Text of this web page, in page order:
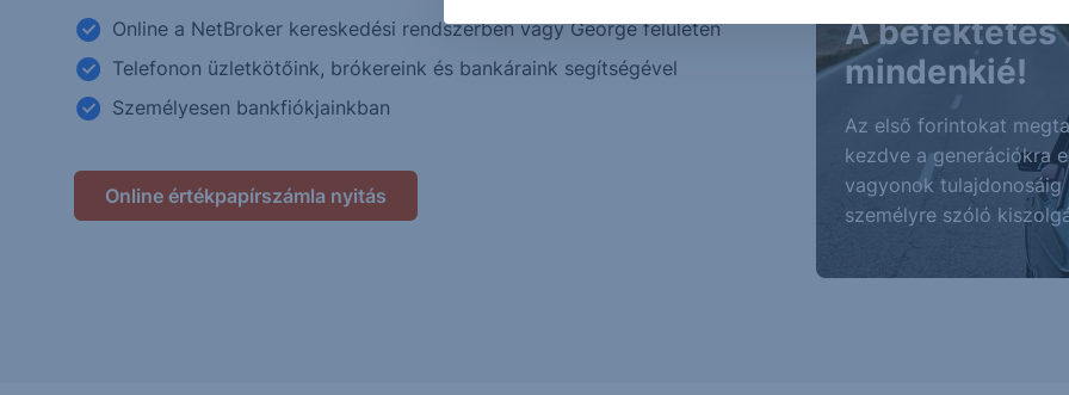
Online a NetBroker kereskedési rendszerben vagy George felületén
Telefonon üzletkötőink, brókereink és bankáraink segítségével
Személyesen bankfiókjainkban
Online értékpapírszámla nyitás
A befektetés
mindenkié!
Az első forintokat
kezdve a generációkra
vagyonok tulajdonosáig
személyre szóló